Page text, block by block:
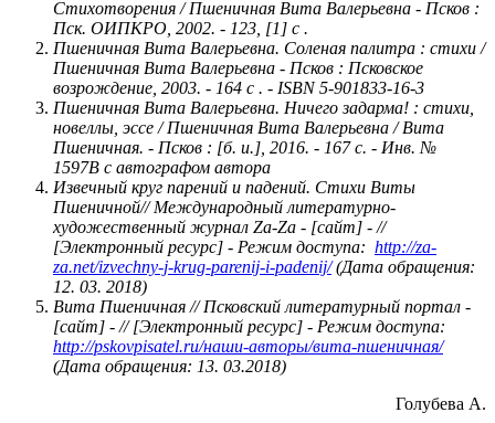
Стихотворения / Пшеничная Вита Валерьевна - Псков :
Пск. ОИПКРО, 2002. - 123, [1] с .
Пшеничная Вита Валерьевна. Соленая палитра : стихи /
Пшеничная Вита Валерьевна - Псков : Псковское
возрождение, 2003. - 164 с . - ISBN 5-901833-16-3
Пшеничная Вита Валерьевна. Ничего задарма! : стихи,
новеллы, эссе / Пшеничная Вита Валерьевна / Вита
Пшеничная. - Псков : [б. и.], 2016. - 167 с. - Инв. №
1597B с автографом автора
Извечный круг парений и падений. Стихи Виты
Пшеничной// Международный литературно-
художественный журнал Za-Za - [сайт] - //
[Электронный ресурс] - Режим доступа: http://za-
za.net/izvechny-j-krug-parenij-i-padenij/(Дата обращения:
12. 03. 2018)
Вита Пшеничная // Псковский литературный портал -
[сайт] - // [Электронный ресурс] - Режим доступа:
http://pskovpisatel.ru/наши-авторы/вита-пшеничная/
(Дата обращения: 13. 03.2018)
Голубева А.